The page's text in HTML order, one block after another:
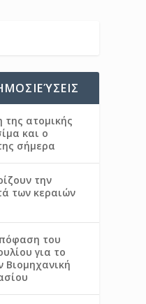
της ατομικής
και ο
σήμερα
την
των κεραιών
του
για το
Βιομηχανική